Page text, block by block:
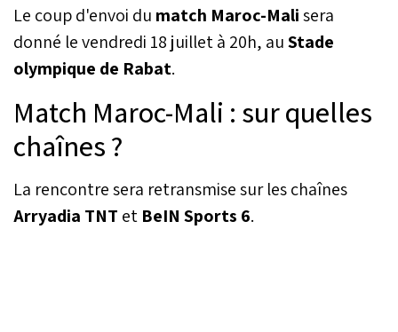
l’Atlas affronteront, ce
vendredi à 20 h au stade
olympique de Rabat, le
Mali avec un seul objectif :
qualificatif pour le dernier
carré.
Le coup d'envoi du match Maroc-Malisera
donné le vendredi 18 juillet à 20h, auStade
olympique de Rabat.
Match Maroc-Mali : sur quelles
chaînes ?
La rencontre sera retransmise sur les chaînes
Arryadia TNT et BeIN Sports 6.